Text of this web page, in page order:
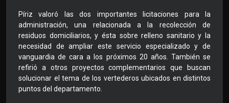
Píriz valoró las dos importantes licitaciones para la
administración, una relacionada a la recolección de
residuos domiciliarios, y ésta sobre relleno sanitario y la
necesidad de ampliar este servicio especializado y de
vanguardia de cara a los próximos 20 años. También se
refirió a otros proyectos complementarios que buscan
solucionar el tema de los vertederos ubicados en distintos
puntos del departamento.